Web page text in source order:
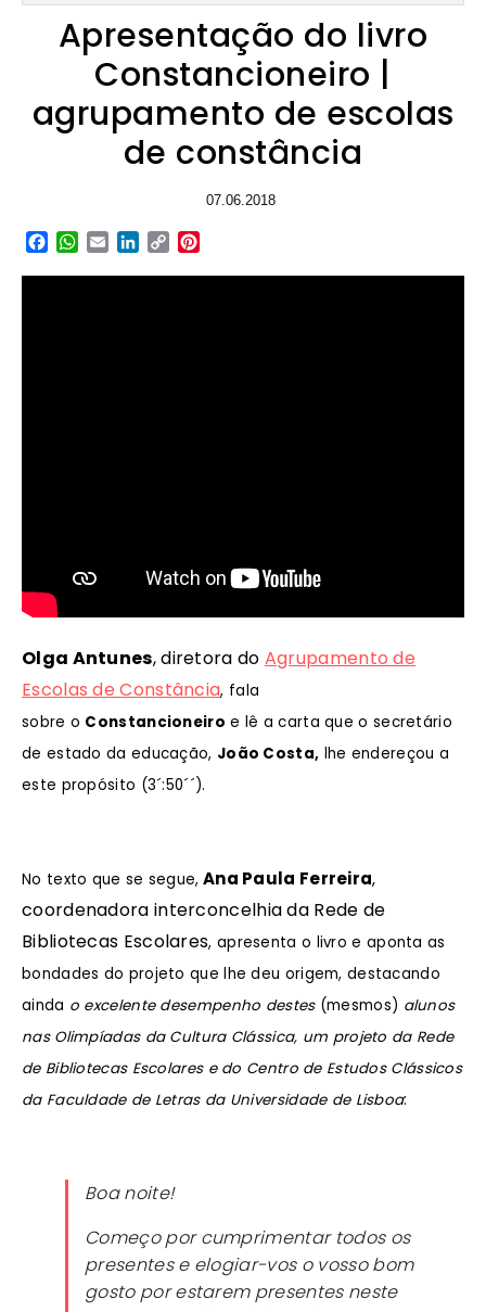
Apresentação do livro
Constancioneiro |
agrupamento de escolas
de constância
07.06.2018
Facebook
WhatsApp
EmailLinkedIn
Copy
Olga Antunes, diretora do Agrupamento de
Escolas de Constância, fala
sobre o Constancioneiro e lê a carta que o secretário
de estado da educação, João Costa, lhe endereçou a
este propósito (3´:50´´).
No texto que se segue, Ana Paula Ferreira,
coordenadora interconcelhia da Rede de
Bibliotecas Escolares, apresenta o livro e aponta as
bondades do projeto que lhe deu origem, destacando
ainda o excelente desempenho destes (mesmos) alunos
nas Olimpíadas da Cultura Clássica, um projeto da Rede
de Bibliotecas Escolares e do Centro de Estudos Clássicos
da Faculdade de Letras da Universidade de Lisboa:
Boa noite!
Começo por cumprimentar todos os
presentes e elogiar-vos o vosso bom
gosto por estarem presentes neste